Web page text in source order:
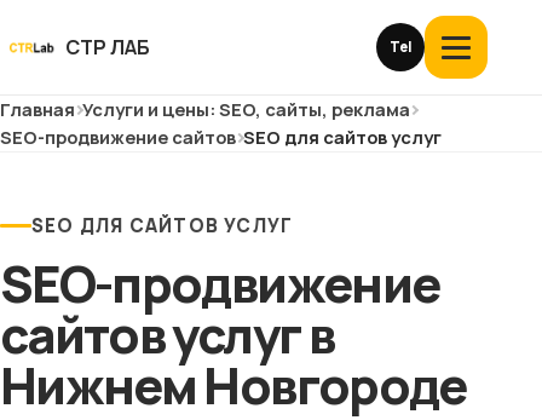
СТР ЛАБ Tel
Открыть
меню
Услуги и цены
Отзывы
Блог
Главная Услуги и цены: SEO, сайты, реклама
SEO-продвижение сайтов SEO для сайтов услуг
SEO ДЛЯ САЙТОВ УСЛУГ
SEO-продвижение
сайтов услуг в
Нижнем Новгороде